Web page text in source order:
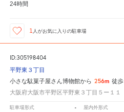
24時間
1 人がお気に入りの駐車場
ID:305198404
平野東３丁目
小さな駄菓子屋さん博物館から 256m 徒歩
大阪府大阪市平野区平野東３丁目５ー１１
駐車場形式 - 屋内外形式